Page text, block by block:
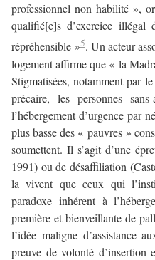
professionnel non habilité »,
qualifié[e]s d’exercice illégal
répréhensible »5. Un acteur
logement affirme que « la
Stigmatisées, notamment par
précaire, les personnes
l’hébergement d’urgence par
plus basse des « pauvres »
soumettent. Il s’agit d’une
1991) ou de désaffiliation
la vivent que ceux qui
paradoxe inhérent à
première et bienveillante de
l’idée maligne d’assistance
preuve de volonté